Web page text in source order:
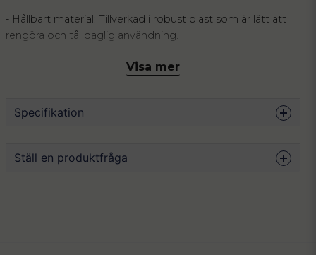
- Hållbart material: Tillverkad i robust plast som är lätt att
rengöra och tål daglig användning.
Håll arbetsplatsen prydlig och effektiv med vår eleganta
redskapsorganisatör i svart eller ljusgrå. Denna mångsidiga
anteckningsblock en fast plats, vilket förvandlar ett rörigt
Visa mer
Specifikation
Mått
15.3 x 11.2 x 9.3 cm
Ställ en produktfråga